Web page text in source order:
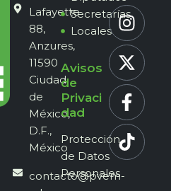
Lafayette
88,
Anzures,
11590
Ciudad
de
México,
D.F.,
México
contacto@pvem-
Secretarías
Locales
Avisos
de
Privaci
dad
Protección
de Datos
Personales